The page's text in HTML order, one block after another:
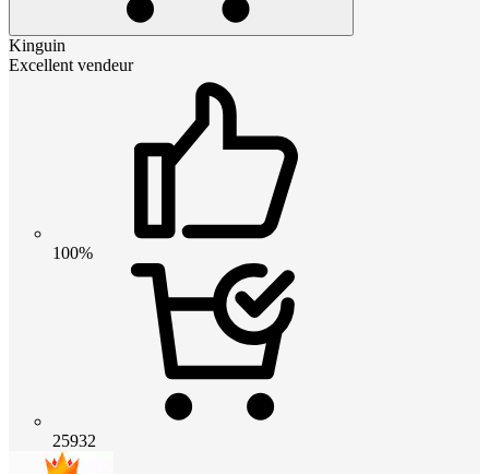
Kinguin
Excellent vendeur
100%
25932